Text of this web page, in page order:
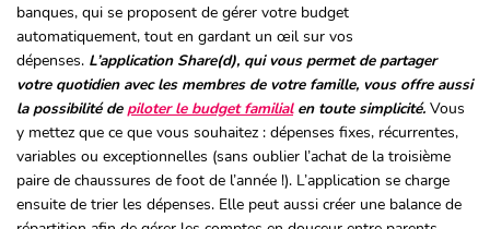
banques, qui se proposent de gérer votre budget
automatiquement, tout en gardant un œil sur vos
dépenses. L’application Share(d), qui vous permet de partager
votre quotidien avec les membres de votre famille, vous offre aussi
la possibilité de piloter le budget familialen toute simplicité. Vous
y mettez que ce que vous souhaitez : dépenses fixes, récurrentes,
variables ou exceptionnelles (sans oublier l’achat de la troisième
paire de chaussures de foot de l’année !). L’application se charge
ensuite de trier les dépenses. Elle peut aussi créer une balance de